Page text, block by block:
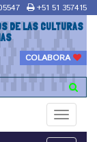
+51 51 357415
DE LAS CULTURAS
COLABORA
Toggle